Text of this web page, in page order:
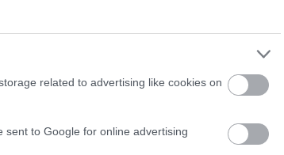
related to advertising like cookies on
to Google for online advertising
ενεργείας (ανεμογεννήτριες,
τα εργοστάσια λιγνίτη και όσοι
ακριβότερη.
τιμής του ηλεκτρικού ρεύματος
υποστηρίζεται ενεργειακά από τις